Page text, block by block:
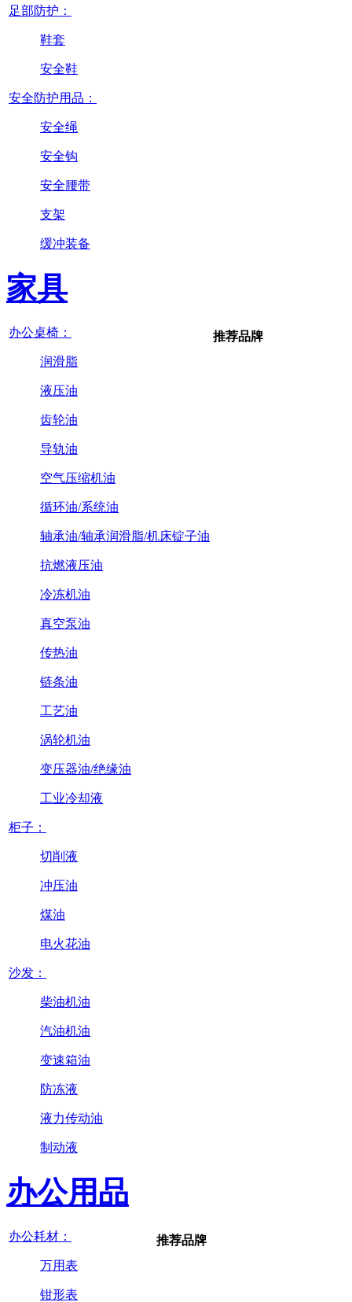
足部防护：
鞋套
安全鞋
安全防护用品：
安全绳
安全钩
安全腰带
支架
缓冲装备
家具
办公桌椅：
润滑脂
液压油
齿轮油
导轨油
空气压缩机油
循环油/系统油
轴承油/轴承润滑脂/机床锭子油
抗燃液压油
冷冻机油
真空泵油
传热油
链条油
工艺油
涡轮机油
变压器油/绝缘油
工业冷却液
柜子：
切削液
冲压油
煤油
电火花油
沙发：
柴油机油
汽油机油
变速箱油
防冻液
液力传动油
制动液
推荐品牌
办公用品
办公耗材：
万用表
钳形表
推荐品牌